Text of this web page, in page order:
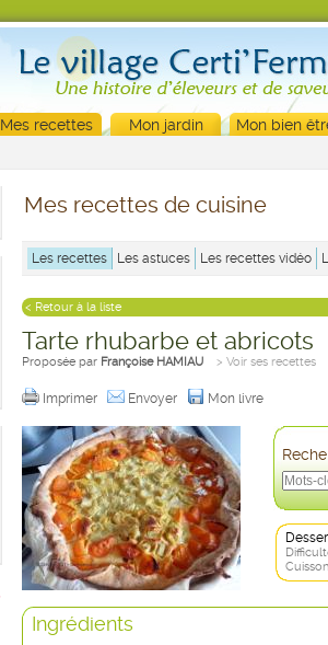
Mes recettes Mon jardin Mon bien
Mes recettes de cuisine
Les recettes Les astuces Les recettes vidéo
< Retour à la liste
Tarte rhubarbe et abricots
Proposée par Françoise HAMIAU > Voir ses recettes
Imprimer Envoyer Mon livre
Ingrédients